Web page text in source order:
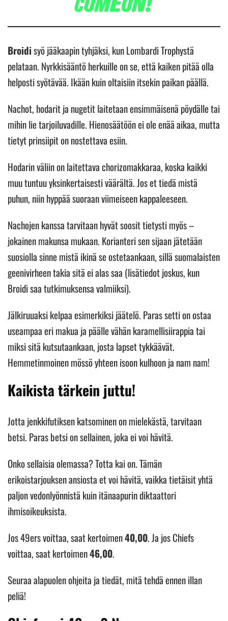
Broidisyö jääkaapin tyhjäksi, kun Lombardi Trophystä
pelataan. Nyrkkisääntö herkuille on se, että kaiken pitää olla
helposti syötävää. Ikään kuin oltaisiin itsekin paikan päällä.
Nachot, hodarit ja nugetit laitetaan ensimmäisenä pöydälle tai
mihin lie tarjoiluvadille. Hienosäätöön ei ole enää aikaa, mutta
tietyt prinsiipit on nostettava esiin.
Hodarin väliin on laitettava chorizomakkaraa, koska kaikki
muu tuntuu yksinkertaisesti väärältä. Jos et tiedä mistä
puhun, niin hyppää suoraan viimeiseen kappaleeseen.
Nachojen kanssa tarvitaan hyvät soosit tietysti myös –
jokainen makunsa mukaan. Korianteri sen sijaan jätetään
suosiolla sinne mistä ikinä se ostetaankaan, sillä suomalaisten
geenivirheen takia sitä ei alas saa (lisätiedot joskus, kun
Broidi saa tutkimuksensa valmiiksi).
Jälkiruuaksi kelpaa esimerkiksi jäätelö. Paras setti on ostaa
useampaa eri makua ja päälle vähän karamellisiirappia tai
miksi sitä kutsutaankaan, josta lapset tykkäävät.
Hemmetinmoinen mössö yhteen isoon kulhoon ja nam nam!
Kaikista tärkein juttu!
Jotta jenkkifutiksen katsominen on mielekästä, tarvitaan
betsi. Paras betsi on sellainen, joka ei voi hävitä.
Onko sellaisia olemassa? Totta kai on. Tämän
erikoistarjouksen ansiosta et voi hävitä, vaikka tietäisit yhtä
paljon vedonlyönnistä kuin itänaapurin diktaattori
ihmisoikeuksista.
Jos 49ers voittaa, saat kertoimen40,00. Ja jos Chiefs
voittaa, saat kertoimen46,00.
Seuraa alapuolen ohjeita ja tiedät, mitä tehdä ennen illan
peliä!